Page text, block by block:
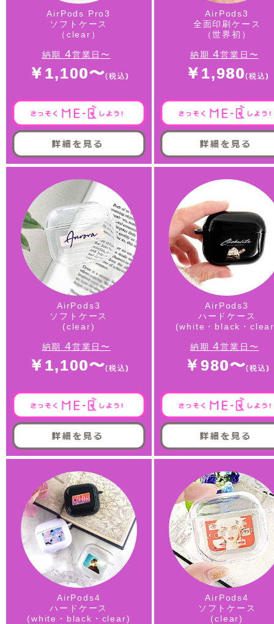
AirPods Pro3
ソフトケース
（clear）
納期 4営業日〜
￥1,100〜
AirPods3
全面印刷ケース
（世界初）
納期4営業日〜
￥1,980
AirPods3
ソフトケース
(clear)
納期 4営業日〜
￥1,100〜
AirPods3
ハードケース
(white・black・
納期4営業日〜
￥980〜
AirPods4
ハードケース
(white・black・clear)
AirPods4
ソフトケース
(clear)